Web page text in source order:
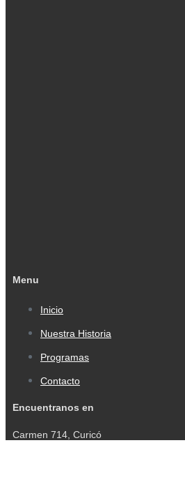
Menu
Inicio
Nuestra Historia
Programas
Contacto
Encuentranos en
Carmen 714, Curicó